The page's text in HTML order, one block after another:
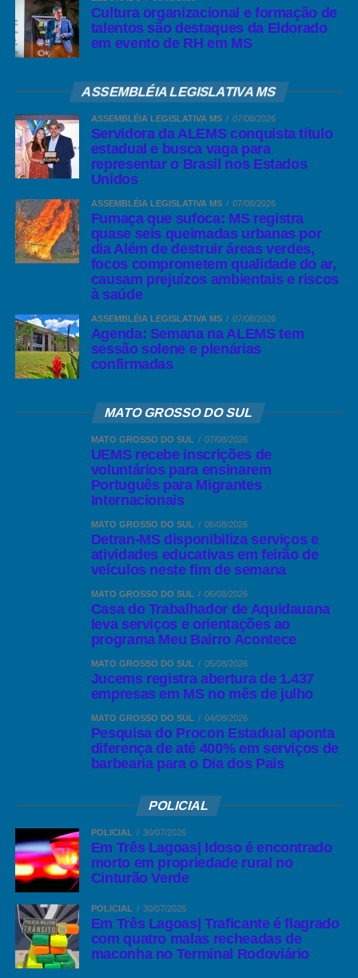
Cultura organizacional e formação de
talentos são destaques da Eldorado
em evento de RH em MS
ASSEMBLÉIA LEGISLATIVA MS
ASSEMBLÉIA LEGISLATIVA MS 07/08/2026
Servidora da ALEMS conquista título
estadual e busca vaga para
representar o Brasil nos Estados
Unidos
ASSEMBLÉIA LEGISLATIVA MS 07/08/2026
Fumaça que sufoca: MS registra
quase seis queimadas urbanas por
dia Além de destruir áreas verdes,
focos comprometem qualidade do ar,
causam prejuízos ambientais e riscos
à saúde
ASSEMBLÉIA LEGISLATIVA MS 07/08/2026
Agenda: Semana na ALEMS tem
sessão solene e plenárias
confirmadas
MATO GROSSO DO SUL
MATO GROSSO DO SUL 07/08/2026
UEMS recebe inscrições de
voluntários para ensinarem
Português para Migrantes
Internacionais
MATO GROSSO DO SUL 06/08/2026
Detran-MS disponibiliza serviços e
atividades educativas em feirão de
veículos neste fim de semana
MATO GROSSO DO SUL 06/08/2026
Casa do Trabalhador de Aquidauana
leva serviços e orientações ao
programa Meu Bairro Acontece
MATO GROSSO DO SUL 05/08/2026
Jucems registra abertura de 1.437
empresas em MS no mês de julho
MATO GROSSO DO SUL 04/08/2026
Pesquisa do Procon Estadual aponta
diferença de até 400% em serviços de
barbearia para o Dia dos Pais
POLICIAL
POLICIAL 30/07/2026
Em Três Lagoas| Idoso é encontrado
morto em propriedade rural no
Cinturão Verde
POLICIAL 30/07/2026
Em Três Lagoas| Traficante é flagrado
com quatro malas recheadas de
maconha no Terminal Rodoviário